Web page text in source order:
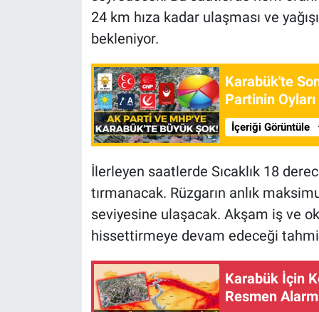
24 km hıza kadar ulaşması ve
bekleniyor.
Karabük'te
Partinin Oyları
İçeriği Görüntüle
İlerleyen saatlerde Sıcaklık 18
tırmanacak. Rüzgarın anlık
seviyesine ulaşacak. Akşam iş ve
hissettirmeye devam edeceği
Karabük İçin
Resmen